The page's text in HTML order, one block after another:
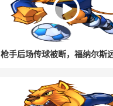
枪手后场传球被断，福纳尔斯